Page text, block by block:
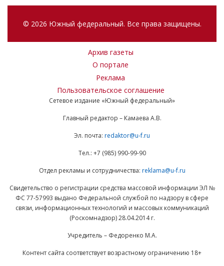
© 2026 Южный федеральный. Все права защищены.
Архив газеты
О портале
Реклама
Пользовательское соглашение
Сетевое издание «Южный федеральный»
Главный редактор – Камаева А.В.
Эл. почта: redaktor@u-f.ru
Тел.: +7 (985) 990-99-90
Отдел рекламы и сотрудничества: reklama@u-f.ru
Свидетельство о регистрации средства массовой информации ЭЛ №
ФС 77-57993 выдано Федеральной службой по надзору в сфере
связи, информационных технологий и массовых коммуникаций
(Роскомнадзор) 28.04.2014 г.
Учредитель – Федоренко М.А.
Контент сайта соответствует возрастному ограничению 18+